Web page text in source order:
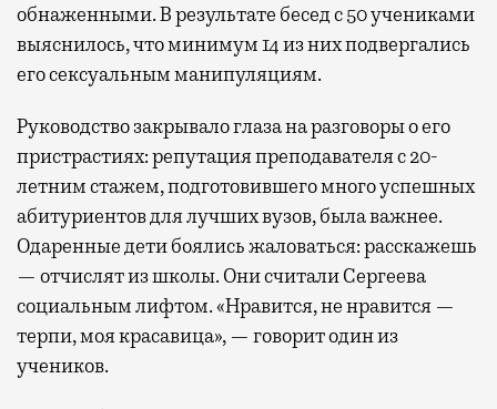
обнаженными. В результате бесед с 50 учениками
выяснилось, что минимум 14 из них подвергались
его сексуальным манипуляциям.
Руководство закрывало глаза на разговоры о его
пристрастиях: репутация преподавателя с 20-
летним стажем, подготовившего много успешных
абитуриентов для лучших вузов, была важнее.
Одаренные дети боялись жаловаться: расскажешь
— отчислят из школы. Они считали Сергеева
социальным лифтом. «Нравится, не нравится —
терпи, моя красавица», — говорит один из
учеников.